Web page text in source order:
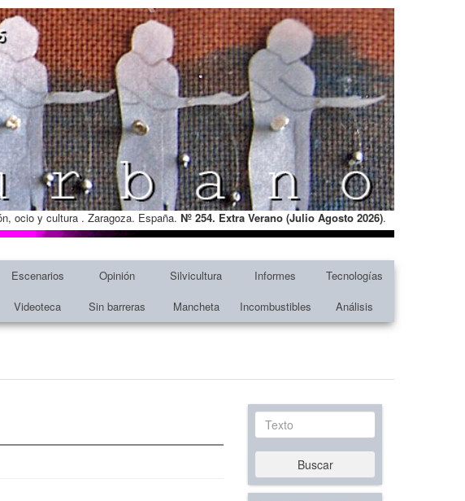
ocio y cultura . Zaragoza. España. Nº 254. Extra Verano (Julio Agosto 2026).
Escenarios Opinión Silvicultura Informes
Tecnologías
Videoteca Sin barreras Mancheta Incombustibles Análisis
Texto
Buscar